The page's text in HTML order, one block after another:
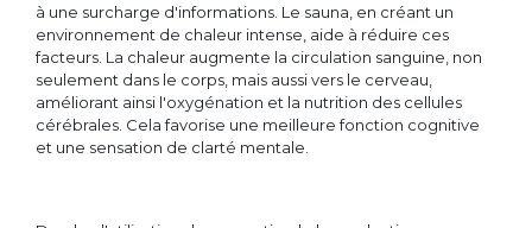
à une surcharge d'informations. Le sauna, en créant un
environnement de chaleur intense, aide à réduire ces
facteurs. La chaleur augmente la circulation sanguine, non
seulement dans le corps, mais aussi vers le cerveau,
améliorant ainsi l'oxygénation et la nutrition des cellules
cérébrales. Cela favorise une meilleure fonction cognitive
et une sensation de clarté mentale.